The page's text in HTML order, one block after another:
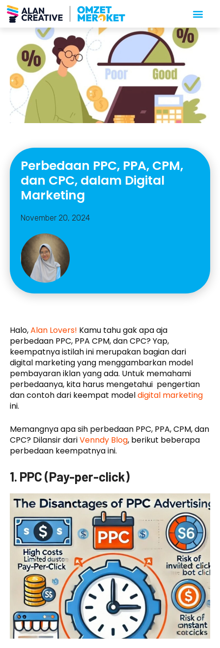
Perbedaan PPC, PPA, CPM,
dan CPC, dalam Digital
Marketing
November 20, 2024
Halo,Alan Lovers! Kamu tahu gak apa aja
perbedaan PPC, PPA CPM, dan CPC? Yap,
keempatnya istilah ini merupakan bagian dari
digital marketing yang menggambarkan model
pembayaran iklan yang ada. Untuk memahami
perbedaanya, kita harus mengetahui pengertian
dan contoh dari keempat modeldigital marketing
ini.
Memangnya apa sih perbedaan PPC, PPA, CPM, dan
CPC? Dilansir dariVenndy Blog, berikut beberapa
perbedaan keempatnya ini.
1. PPC (Pay-per-click)